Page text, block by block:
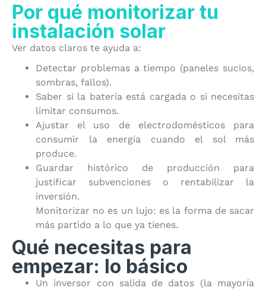
Por qué monitorizar tu
instalación solar
Ver datos claros te ayuda a:
Detectar problemas a tiempo (paneles sucios,
sombras, fallos).
Saber si la batería está cargada o si necesitas
limitar consumos.
Ajustar el uso de electrodomésticos para
consumir la energía cuando el sol más
produce.
Guardar histórico de producción para
justificar subvenciones o rentabilizar la
inversión.
Monitorizar no es un lujo: es la forma de sacar
más partido a lo que ya tienes.
Qué necesitas para
empezar: lo básico
Un inversor con salida de datos (la mayoría